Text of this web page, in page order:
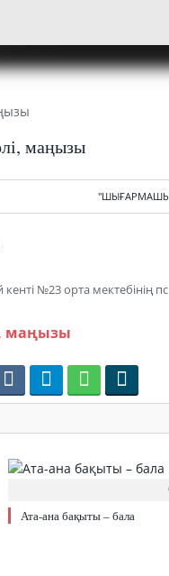
маңызы
№23 орта мектебінің
маңызы
Ата-ана бақыты – бала